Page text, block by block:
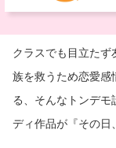
クラスでも目立た
族を救うため恋愛感
る、そんなトンデモ
ディ作品が『その日